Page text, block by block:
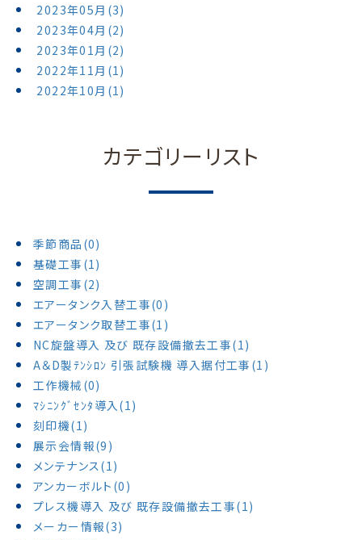
2023年05月(3)
2023年04月(2)
2023年01月(2)
2022年11月(1)
2022年10月(1)
カテゴリーリスト
季節商品(0)
基礎工事(1)
空調工事(2)
エアータンク入替工事(0)
エアータンク取替工事(1)
NC旋盤導入 及び 既存設備撤去工事(1)
A＆D製ﾃﾝｼﾛﾝ 引張試験機 導入据付工事(1)
工作機械(0)
ﾏｼﾆﾝｸﾞｾﾝﾀ導入(1)
刻印機(1)
展示会情報(9)
メンテナンス(1)
アンカーボルト(0)
プレス機導入 及び 既存設備撤去工事(1)
メーカー情報(3)